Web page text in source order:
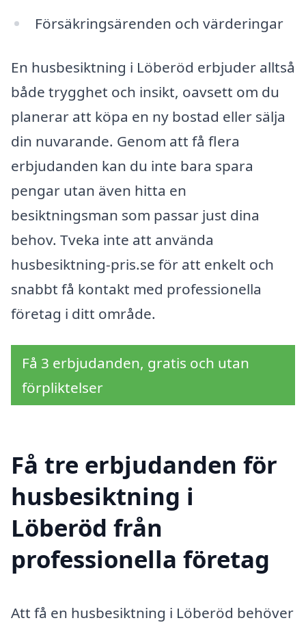
Försäkringsärenden och värderingar
En husbesiktning i Löberöd erbjuder alltså
både trygghet och insikt, oavsett om du
planerar att köpa en ny bostad eller sälja
din nuvarande. Genom att få flera
erbjudanden kan du inte bara spara
pengar utan även hitta en
besiktningsman som passar just dina
behov. Tveka inte att använda
husbesiktning-pris.se för att enkelt och
snabbt få kontakt med professionella
företag i ditt område.
Få 3 erbjudanden, gratis och utan
förpliktelser
Få tre erbjudanden för
husbesiktning i
Löberöd från
professionella företag
Att få en husbesiktning i Löberöd behöver